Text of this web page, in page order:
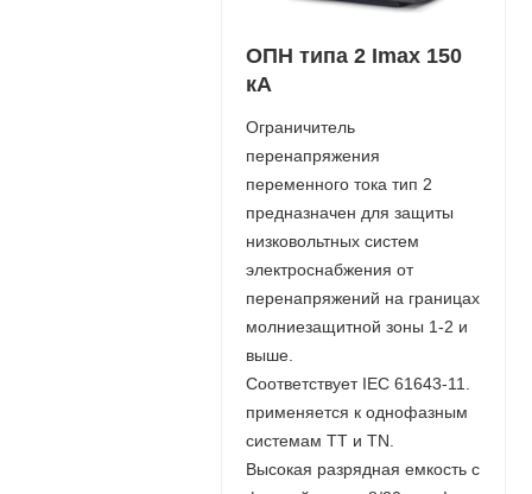
ОПН типа 2 Imax 150
кА
Ограничитель
перенапряжения
переменного тока тип 2
предназначен для защиты
низковольтных систем
электроснабжения от
перенапряжений на границах
молниезащитной зоны 1-2 и
выше.
Соответствует IEC 61643-11.
применяется к однофазным
системам TT и TN.
Высокая разрядная емкость с